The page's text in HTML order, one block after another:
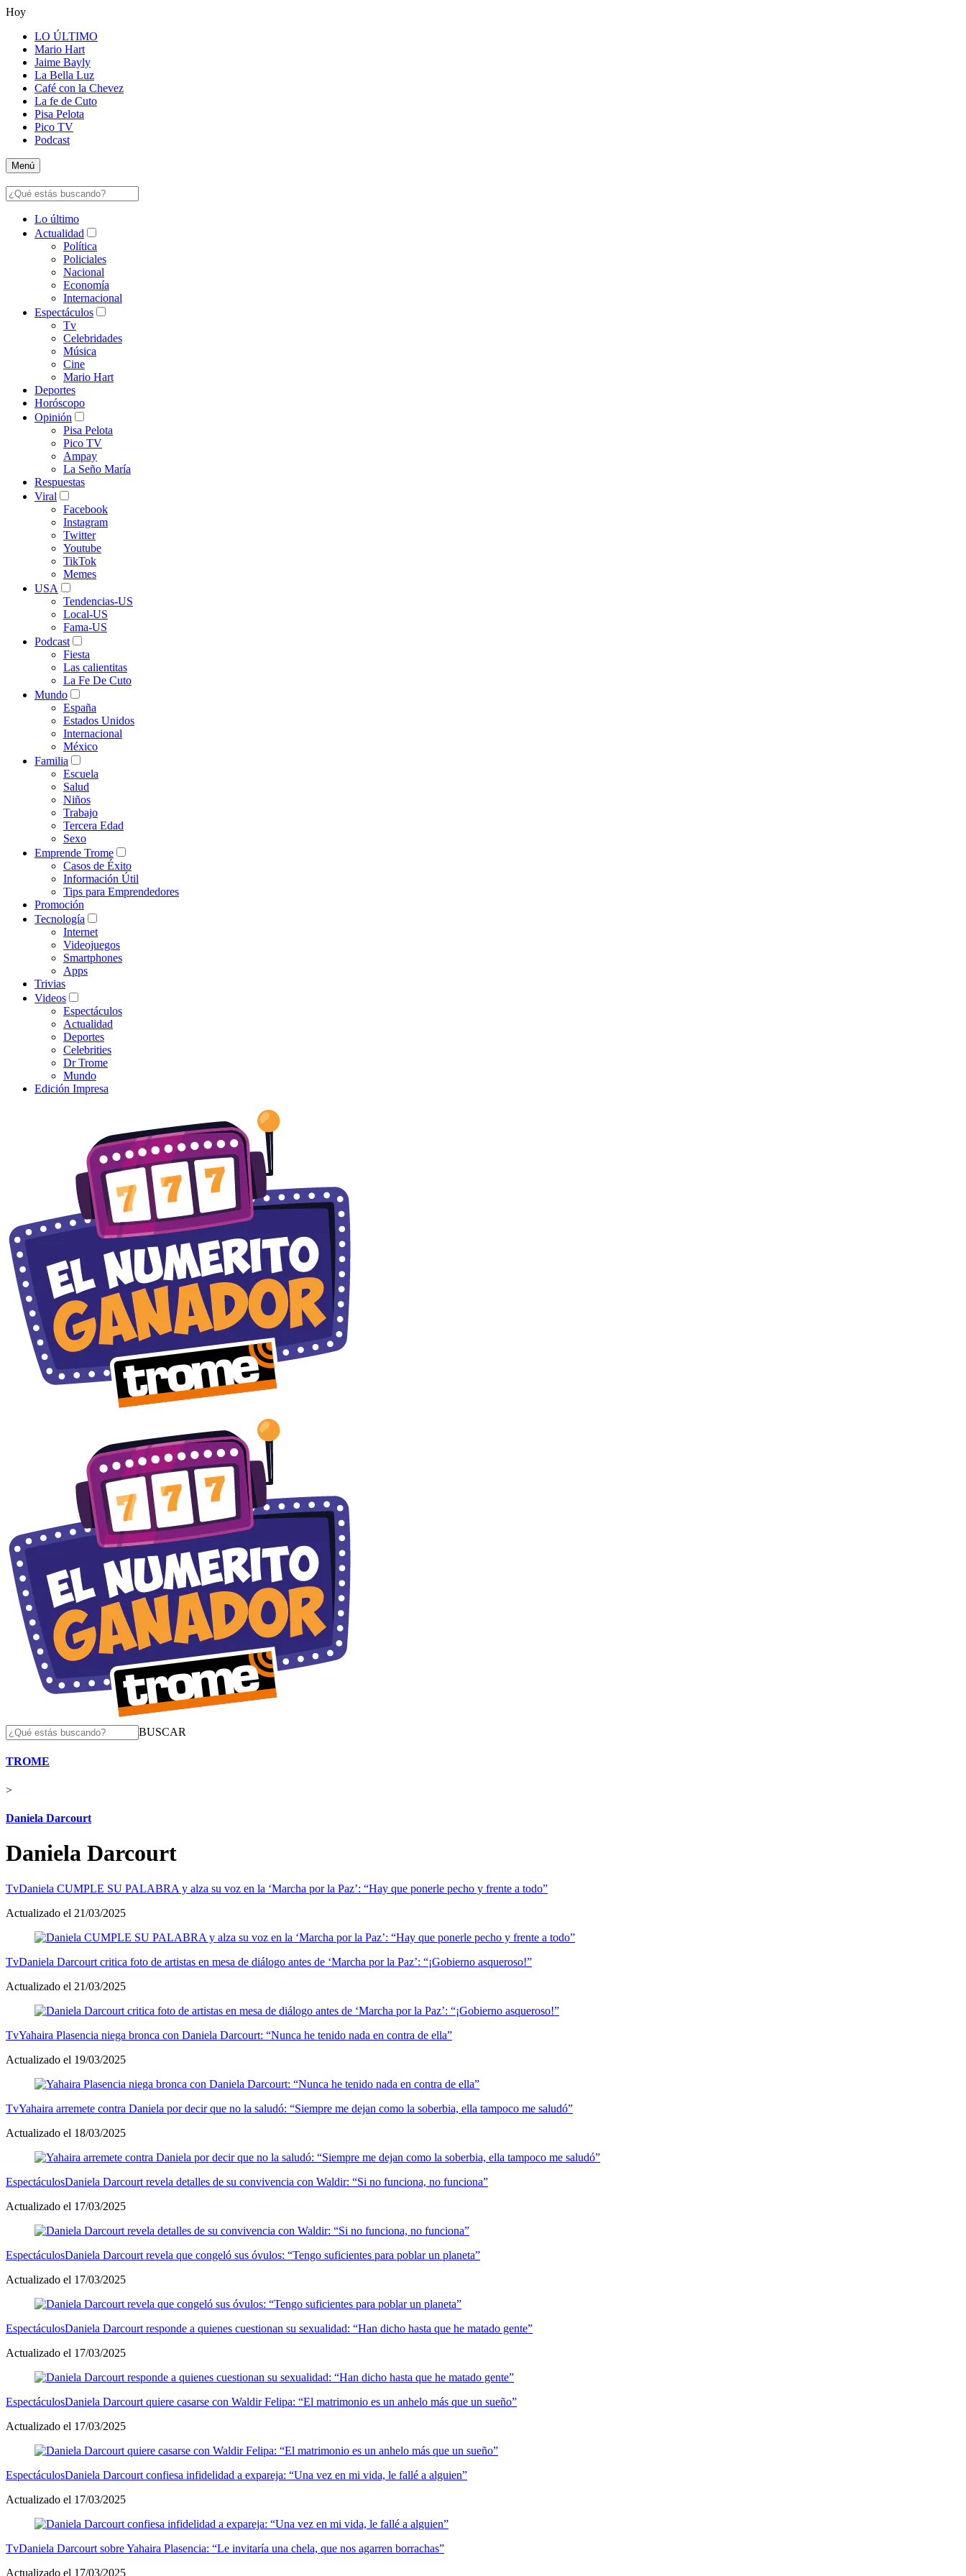
Hoy
LO ÚLTIMO
Mario Hart
Jaime Bayly
La Bella Luz
Café con la Chevez
La fe de Cuto
Pisa Pelota
Pico TV
Podcast
Menú
Lo último
Actualidad
Política
Policiales
Nacional
Economía
Internacional
Espectáculos
Tv
Celebridades
Música
Cine
Mario Hart
Deportes
Horóscopo
Opinión
Pisa Pelota
Pico TV
Ampay
La Seño María
Respuestas
Viral
Facebook
Instagram
Twitter
Youtube
TikTok
Memes
USA
Tendencias-US
Local-US
Fama-US
Podcast
Fiesta
Las calientitas
La Fe De Cuto
Mundo
España
Estados Unidos
Internacional
México
Familia
Escuela
Salud
Niños
Trabajo
Tercera Edad
Sexo
Emprende Trome
Casos de Éxito
Información Útil
Tips para Emprendedores
Promoción
Tecnología
Internet
Videojuegos
Smartphones
Apps
Trivias
Videos
Espectáculos
Actualidad
Deportes
Celebrities
Dr Trome
Mundo
Edición Impresa
BUSCAR
TROME
>
Daniela Darcourt
Daniela Darcourt
TvDaniela CUMPLE SU PALABRA y alza su voz en la ‘Marcha por la Paz’: “Hay que ponerle pecho y frente a todo”
Actualizado el 21/03/2025
TvDaniela Darcourt critica foto de artistas en mesa de diálogo antes de ‘Marcha por la Paz’: “¡Gobierno asqueroso!”
Actualizado el 21/03/2025
TvYahaira Plasencia niega bronca con Daniela Darcourt: “Nunca he tenido nada en contra de ella”
Actualizado el 19/03/2025
TvYahaira arremete contra Daniela por decir que no la saludó: “Siempre me dejan como la soberbia, ella tampoco me saludó”
Actualizado el 18/03/2025
EspectáculosDaniela Darcourt revela detalles de su convivencia con Waldir: “Si no funciona, no funciona”
Actualizado el 17/03/2025
EspectáculosDaniela Darcourt revela que congeló sus óvulos: “Tengo suficientes para poblar un planeta”
Actualizado el 17/03/2025
EspectáculosDaniela Darcourt responde a quienes cuestionan su sexualidad: “Han dicho hasta que he matado gente”
Actualizado el 17/03/2025
EspectáculosDaniela Darcourt quiere casarse con Waldir Felipa: “El matrimonio es un anhelo más que un sueño”
Actualizado el 17/03/2025
EspectáculosDaniela Darcourt confiesa infidelidad a expareja: “Una vez en mi vida, le fallé a alguien”
Actualizado el 17/03/2025
TvDaniela Darcourt sobre Yahaira Plasencia: “Le invitaría una chela, que nos agarren borrachas”
Actualizado el 17/03/2025